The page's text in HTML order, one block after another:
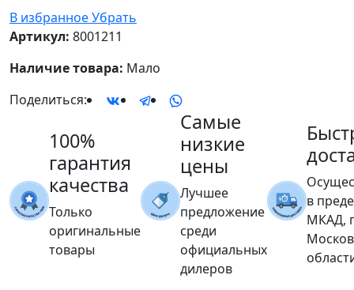
В избранноеУбрать
Артикул: 8001211
Наличие товара: Мало
Поделиться:
100%
гарантия
качества
Только
оригинальные
товары
Самые
низкие
цены
Лучшее
предложение
среди
официальных
дилеров
в
МКАД,